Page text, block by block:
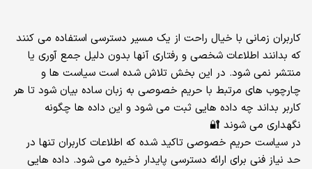
کاربران زمانی با خیال راحت از یک مسیر دسترسی استفاده می کنند
که بدانند اطلاعات شخصی و رفتاری آنها بدون دلیل جمع آوری یا
منتشر نمی شود. در این بخش تلاش شده است سیاست ها و
چارچوب های مرتبط با حریم خصوصی به زبان ساده بیان شود تا هر
کاربر بداند چه داده هایی ثبت می شود و این داده ها چگونه
نگهداری می شوند 🔐
در سیاست حریم خصوصی تاکید شده که اطلاعات کاربران تنها در
حد نیاز فنی برای ارائه دسترسی پایدار ذخیره می شود. داده هایی